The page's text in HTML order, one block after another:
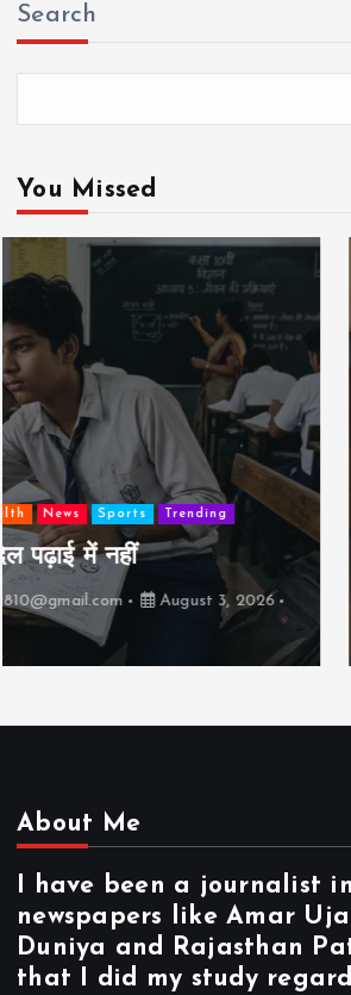
Search
You Missed
Education Lifestyle Mutual fund
झुग्गी में रहने वाला 10,000
कैसे “बड़ा आदमी” बन सकता है?
By dheerajkanojia810@gmail.com
17 views
About Me
I have been a journalist
newspapers like Amar
Duniya and Rajasthan
that I did my study